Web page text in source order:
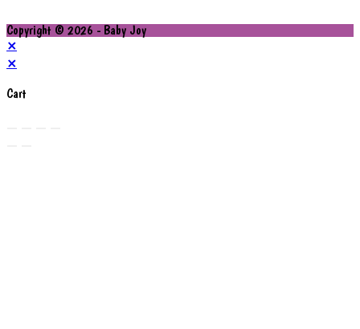
Copyright © 2026 - Baby Joy
×
×
Cart